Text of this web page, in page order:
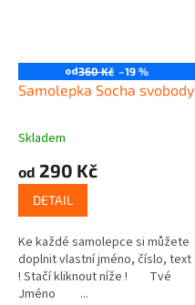
od360 Kč –19 %
Samolepka Socha svobody
Skladem
od 290 Kč
DETAIL
Ke každé samolepce si můžete
doplnit vlastní jméno, číslo, text
! Stačí kliknout níže ! Tvé
Jméno ...